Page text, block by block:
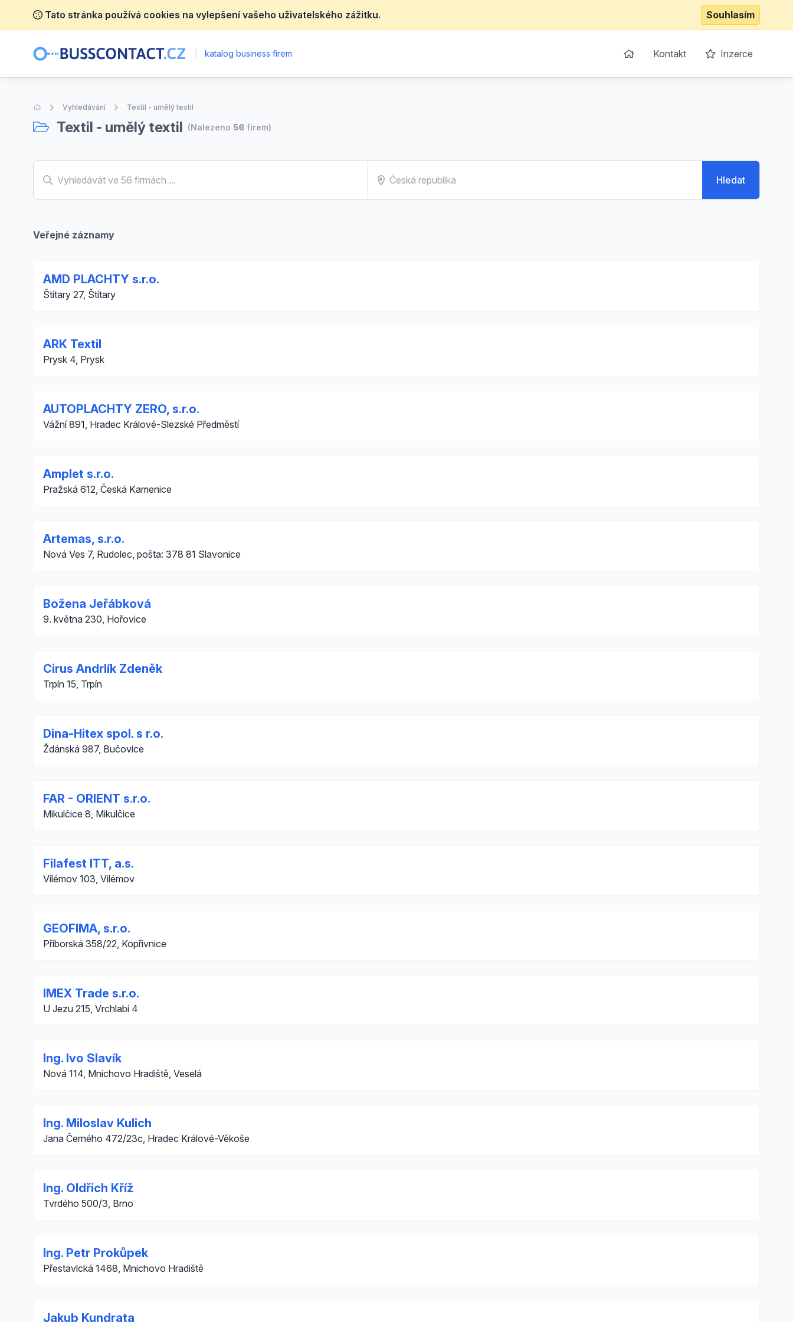
Tato stránka používá cookies na vylepšení vašeho uživatelského zážitku. Souhlasím
katalog business firem Kontakt Inzerce
Úvodní stránka
Vyhledávání Textil - umělý textil
Textil - umělý textil (Nalezeno 56 firem)
Hledat
Veřejné záznamy
AMD PLACHTY s.r.o.
Štítary 27, Štítary
ARK Textil
Prysk 4, Prysk
AUTOPLACHTY ZERO, s.r.o.
Vážní 891, Hradec Králové-Slezské Předměstí
Amplet s.r.o.
Pražská 612, Česká Kamenice
Artemas, s.r.o.
Nová Ves 7, Rudolec, pošta: 378 81 Slavonice
Božena Jeřábková
9. května 230, Hořovice
Cirus Andrlík Zdeněk
Trpín 15, Trpín
Dina-Hitex spol. s r.o.
Ždánská 987, Bučovice
FAR - ORIENT s.r.o.
Mikulčice 8, Mikulčice
Filafest ITT, a.s.
Vilémov 103, Vilémov
GEOFIMA, s.r.o.
Příborská 358/22, Kopřivnice
IMEX Trade s.r.o.
U Jezu 215, Vrchlabí 4
Ing. Ivo Slavík
Nová 114, Mnichovo Hradiště, Veselá
Ing. Miloslav Kulich
Jana Černého 472/23c, Hradec Králové-Věkoše
Ing. Oldřich Kříž
Tvrdého 500/3, Brno
Ing. Petr Prokůpek
Přestavlcká 1468, Mnichovo Hradiště
Jakub Kundrata